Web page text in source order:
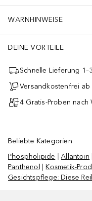
WARNHINWEISE
DEINE VORTEILE
Schnelle Lieferung
Versandkostenfrei ab
4 Gratis-Proben nach
Beliebte Kategorien
Phospholipide |Allantoin
Panthenol
|Kosmetik-
Gesichtspflege: Diese